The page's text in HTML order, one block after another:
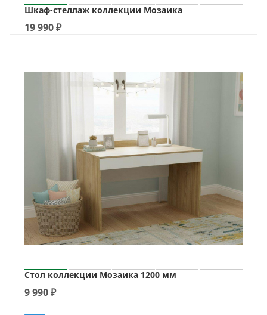
Шкаф-стеллаж коллекции Мозаика
19 990₽
Стол коллекции Мозаика 1200 мм
9 990₽